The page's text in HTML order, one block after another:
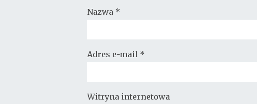
Nazwa *
Adres e-mail *
Witryna internetowa